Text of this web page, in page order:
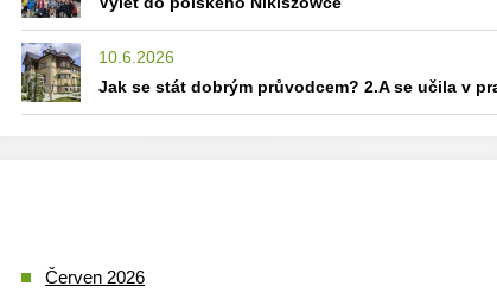
10.6.2026
Jak se stát dobrým průvodcem? 2.A se učila v
Červen 2026